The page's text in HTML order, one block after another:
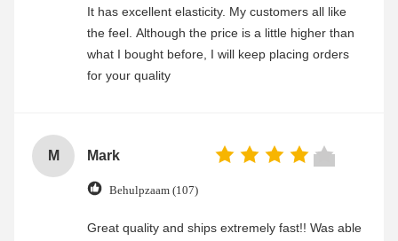
It has excellent elasticity. My customers all like
the feel. Although the price is a little higher than
what I bought before, I will keep placing orders
for your quality
M Mark
Behulpzaam (107)
Great quality and ships extremely fast!! Was able